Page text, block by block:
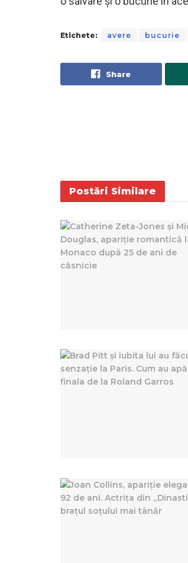
Etichete: avere bucurie
Share
Postări Similare